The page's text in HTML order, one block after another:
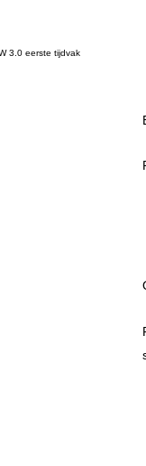
3.0 eerste tijdvak